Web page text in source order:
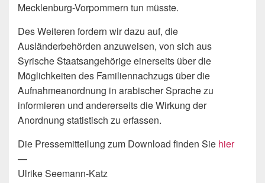
Mecklenburg-Vorpommern tun müsste.
Des Weiteren fordern wir dazu auf, die
Ausländerbehörden anzuweisen, von sich aus
Syrische Staatsangehörige einerseits über die
Möglichkeiten des Familiennachzugs über die
Aufnahmeanordnung in arabischer Sprache zu
informieren und andererseits die Wirkung der
Anordnung statistisch zu erfassen.
Die Pressemitteilung zum Download finden Sie hier
—
Ulrike Seemann-Katz